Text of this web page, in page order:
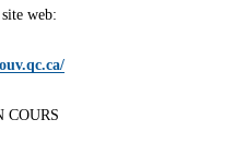
web:
COURS